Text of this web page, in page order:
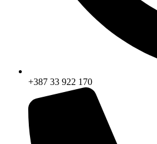
+387 33 922 170